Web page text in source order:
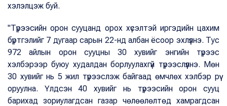
хэлэлцэж буй.
"Түрээсийн орон сууцанд орох хүсэлтэй иргэдийн цахим
бүртгэлийг 7 дугаар сарын 22-нд албан ёсоор эхлүүлнэ. Тус
972 айлын орон сууцны 30 хувийг энгийн түрээс
хэлбэрээр буюу худалдан борлуулахгүй түрээслүүлнэ. Мөн
30 хувийг нь 5 жил түрээслэж байгаад өмчлөх хэлбэр рүү
оруулна. Үлдсэн 40 хувийг нь түрээсийн орон сууц
барихад зориулагдсан газар чөлөөлөлтөд хамрагдсан